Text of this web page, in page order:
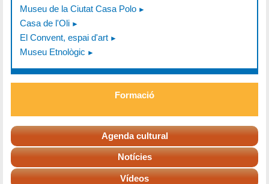
Museu de la Ciutat Casa Polo
Casa de l'Oli
El Convent, espai d'art
Museu Etnològic
Formació
Agenda cultural
Notícies
Vídeos